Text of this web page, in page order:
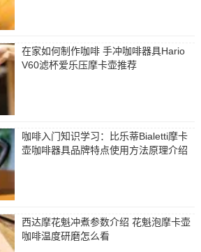
在家如何制作咖啡 手冲咖啡器具Hario
V60滤杯爱乐压摩卡壶推荐
咖啡入门知识学习：比乐蒂Bialetti摩卡
壶咖啡器具品牌特点使用方法原理介绍
西达摩花魁冲煮参数介绍 花魁泡摩卡壶
咖啡温度研磨怎么看